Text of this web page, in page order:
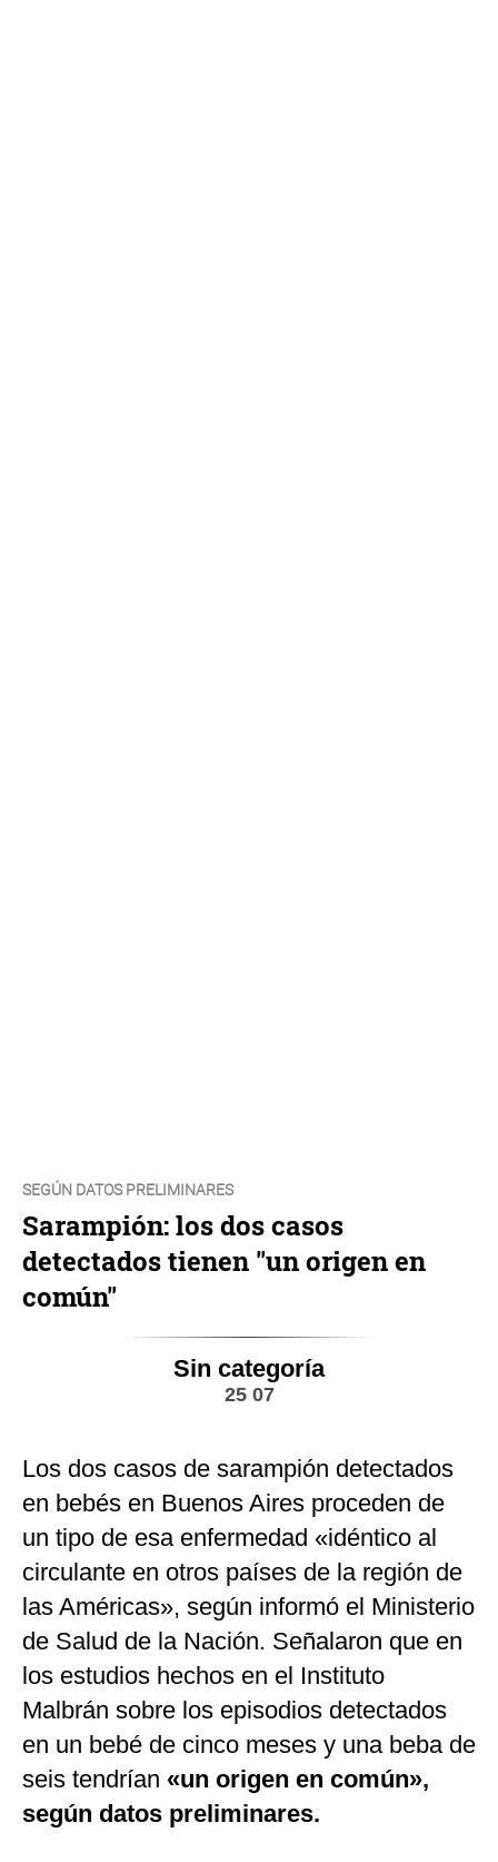
SEGÚN DATOS PRELIMINARES
Sarampión: los dos casos
detectados tienen "un origen en
común"
Sin categoría
25 07
Los dos casos de sarampión detectados
en bebés en Buenos Aires proceden de
un tipo de esa enfermedad «idéntico al
circulante en otros países de la región de
las Américas», según informó el Ministerio
de Salud de la Nación. Señalaron que en
los estudios hechos en el Instituto
Malbrán sobre los episodios detectados
en un bebé de cinco meses y una beba de
seis tendrían «un origen en común»,
según datos preliminares.